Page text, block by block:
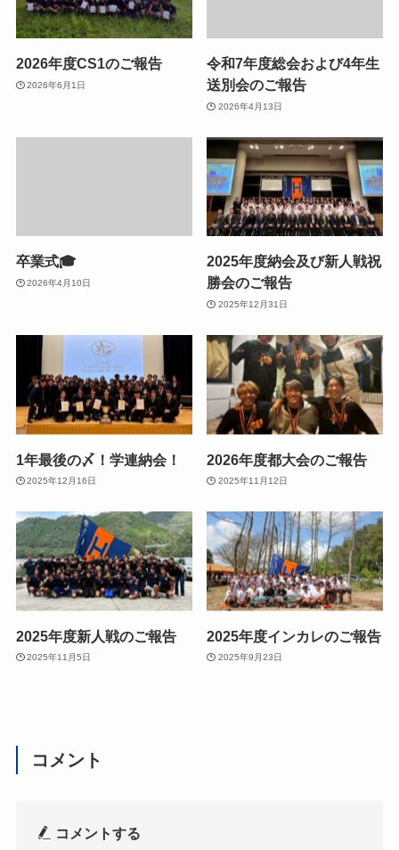
2026年度CS1のご報告
2026年6月1日
令和7年度総会および4年生
送別会のご報告
2026年4月13日
卒業式🎓
2026年4月10日
2025年度納会及び新人戦祝
勝会のご報告
2025年12月31日
1年最後の〆！学連納会！
2025年12月16日
2026年度都大会のご報告
2025年11月12日
2025年度新人戦のご報告
2025年11月5日
2025年度インカレのご報告
2025年9月23日
コメント
コメントする